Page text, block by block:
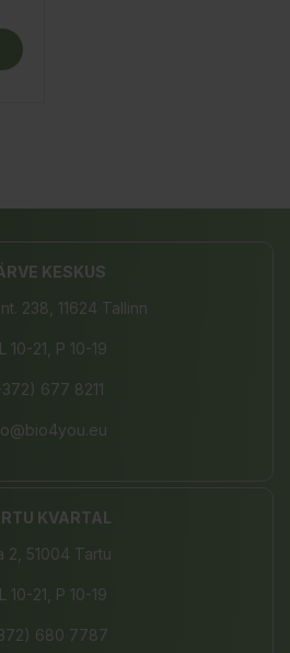
KESKUS
238, 11624 Tallinn
10-21, P 10-19
677 8211
KVARTAL
2, 51004 Tartu
10-21, P 10-19
680 7787